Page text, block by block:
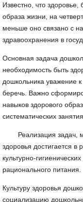
Известно, что
образа жизни, на
меньше оно связано с
здравоохранения в
Основная задача
необходимость быть
дошкольника уважение
беречь. Важно
навыков здорового
систематических
Реализация задач,
здоровья достигается
культурно-
рационального питания.
Культуру здоровья
социализацию